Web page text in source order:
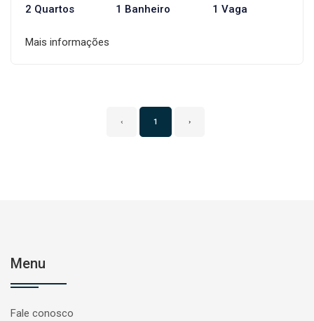
2 Quartos 1 Banheiro 1 Vaga
Mais informações
‹ 1 ›
Menu
Fale conosco